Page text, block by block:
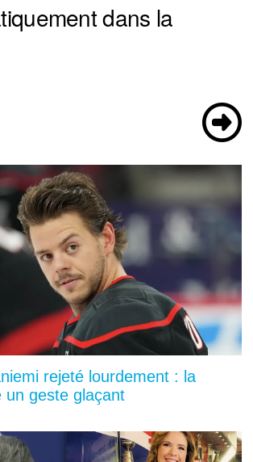
dans la
rejeté lourdement : la
un geste glaçant